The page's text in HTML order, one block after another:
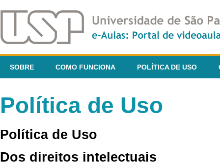
SOBRE COMO FUNCIONA POLÍTICA DE USO
Política de Uso
Política de Uso
Dos direitos intelectuais